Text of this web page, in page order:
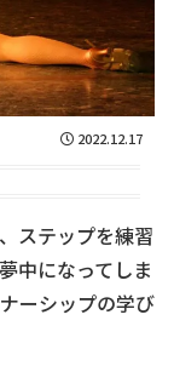
2022.12.17
ステップを練習
中になってしま
ーシップの学び